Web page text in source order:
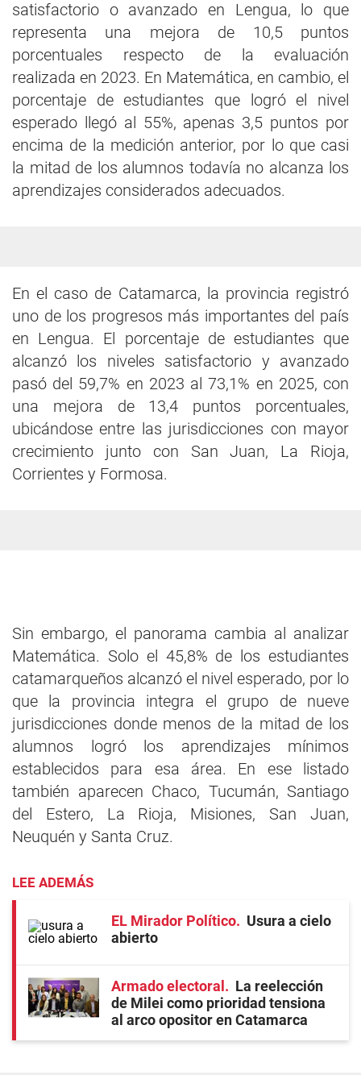
satisfactorio o avanzado en Lengua, lo que
representa una mejora de 10,5 puntos
porcentuales respecto de la evaluación
realizada en 2023. En Matemática, en cambio, el
porcentaje de estudiantes que logró el nivel
esperado llegó al 55%, apenas 3,5 puntos por
encima de la medición anterior, por lo que casi
la mitad de los alumnos todavía no alcanza los
aprendizajes considerados adecuados.
En el caso de Catamarca, la provincia registró
uno de los progresos más importantes del país
en Lengua. El porcentaje de estudiantes que
alcanzó los niveles satisfactorio y avanzado
pasó del 59,7% en 2023 al 73,1% en 2025, con
una mejora de 13,4 puntos porcentuales,
ubicándose entre las jurisdicciones con mayor
crecimiento junto con San Juan, La Rioja,
Corrientes y Formosa.
Sin embargo, el panorama cambia al analizar
Matemática. Solo el 45,8% de los estudiantes
catamarqueños alcanzó el nivel esperado, por lo
que la provincia integra el grupo de nueve
jurisdicciones donde menos de la mitad de los
alumnos logró los aprendizajes mínimos
establecidos para esa área. En ese listado
también aparecen Chaco, Tucumán, Santiago
del Estero, La Rioja, Misiones, San Juan,
Neuquén y Santa Cruz.
LEE ADEMÁS
EL Mirador Político
Usura a cielo
abierto
Armado electoral
La reelección
de Milei como prioridad tensiona
al arco opositor en Catamarca